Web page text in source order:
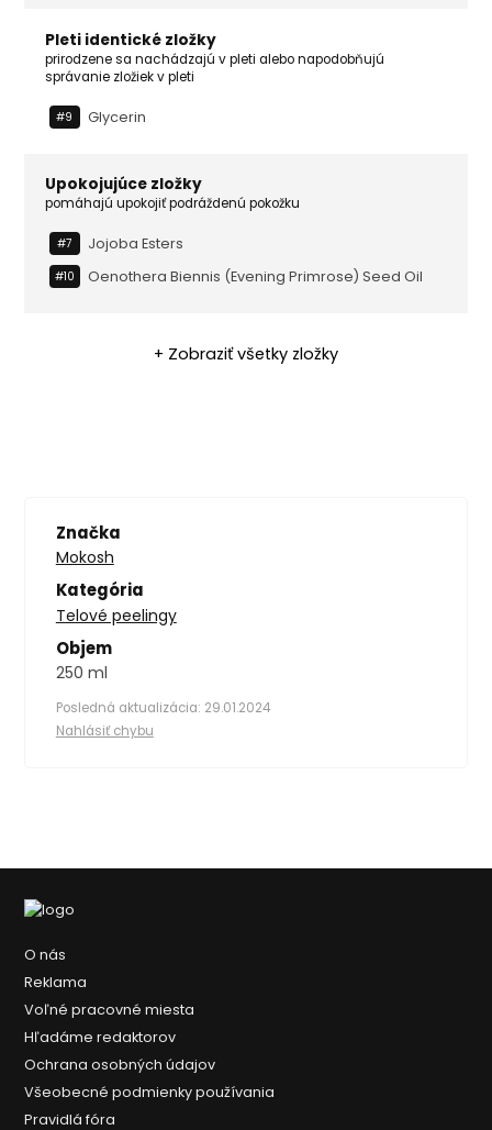
Pleti identické zložky
prirodzene sa nachádzajú v pleti alebo napodobňujú
správanie zložiek v pleti
#9 Glycerin
Upokojujúce zložky
pomáhajú upokojiť podráždenú pokožku
#7 Jojoba Esters
#10 Oenothera Biennis (evening Primrose) Seed Oil
+ Zobraziť všetky zložky
Značka
Mokosh
Kategória
Telové peelingy
Objem
250 ml
Posledná aktualizácia: 29.01.2024
Nahlásiť chybu
O nás
Reklama
Voľné pracovné miesta
Hľadáme redaktorov
Ochrana osobných údajov
Všeobecné podmienky používania
Pravidlá fóra